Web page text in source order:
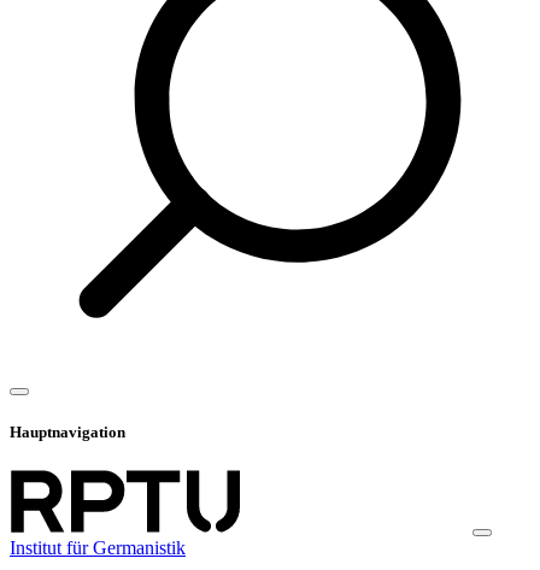
Hauptnavigation
Institut für Germanistik